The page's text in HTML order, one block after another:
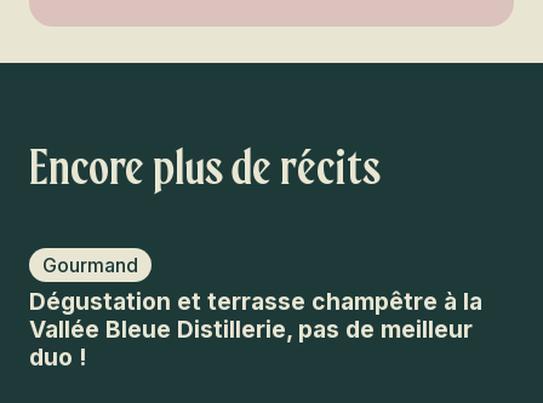
Encore plus de récits
Gourmand
Dégustation et terrasse champêtre à la
Vallée Bleue Distillerie, pas de meilleur
duo !